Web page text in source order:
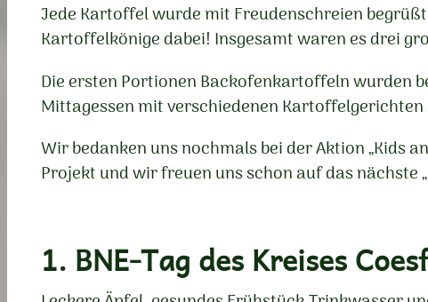
Jede Kartoffel wurde mit Freudenschreien
Kartoffelkönige dabei! Insgesamt waren es drei
Die ersten Portionen Backofenkartoffeln wurden
Mittagessen mit verschiedenen
Wir bedanken uns nochmals bei der Aktion „Kids
Projekt und wir freuen uns schon auf das nächste
1. BNE-Tag des Kreises